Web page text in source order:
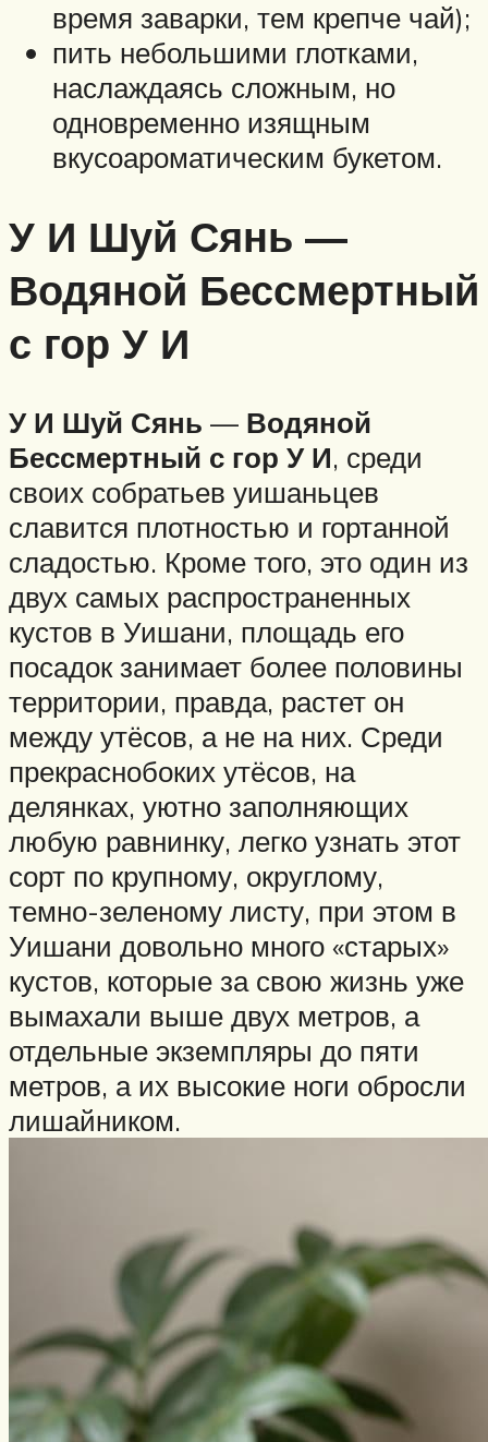
время заварки, тем крепче чай);
пить небольшими глотками,
наслаждаясь сложным, но
одновременно изящным
вкусоароматическим букетом.
У И Шуй Сянь —
Водяной Бессмертный
с гор У И
У И Шуй Сянь — Водяной
Бессмертный с гор У И, среди
своих собратьев уишаньцев
славится плотностью и гортанной
сладостью. Кроме того, это один из
двух самых распространенных
кустов в Уишани, площадь его
посадок занимает более половины
территории, правда, растет он
между утёсов, а не на них. Среди
прекраснобоких утёсов, на
делянках, уютно заполняющих
любую равнинку, легко узнать этот
сорт по крупному, округлому,
темно-зеленому листу, при этом в
Уишани довольно много «старых»
кустов, которые за свою жизнь уже
вымахали выше двух метров, а
отдельные экземпляры до пяти
метров, а их высокие ноги обросли
лишайником.